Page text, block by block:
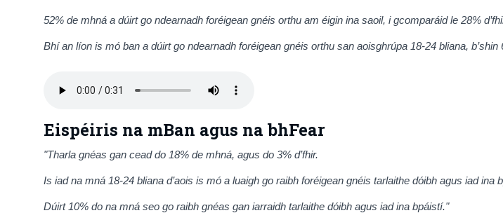
52% de mhná a dúirt go ndearnadh foréigean gnéis orthu am éigin ina saoil, i gcomparáid le 28%
Bhí an líon is mó ban a dúirt go ndearnadh foréigean gnéis orthu san aoisghrúpa 18-24 bliana, b’shin
Eispéiris na mBan agus na bhFear
"Tharla gnéas gan cead do 18% de mhná, agus do 3% d’fhir.
Is iad na mná 18-24 bliana d’aois is mó a luaigh go raibh foréigean gnéis tarlaithe dóibh agus iad ina
Dúirt 10% do na mná seo go raibh gnéas gan iarraidh tarlaithe dóibh agus iad ina bpáistí."